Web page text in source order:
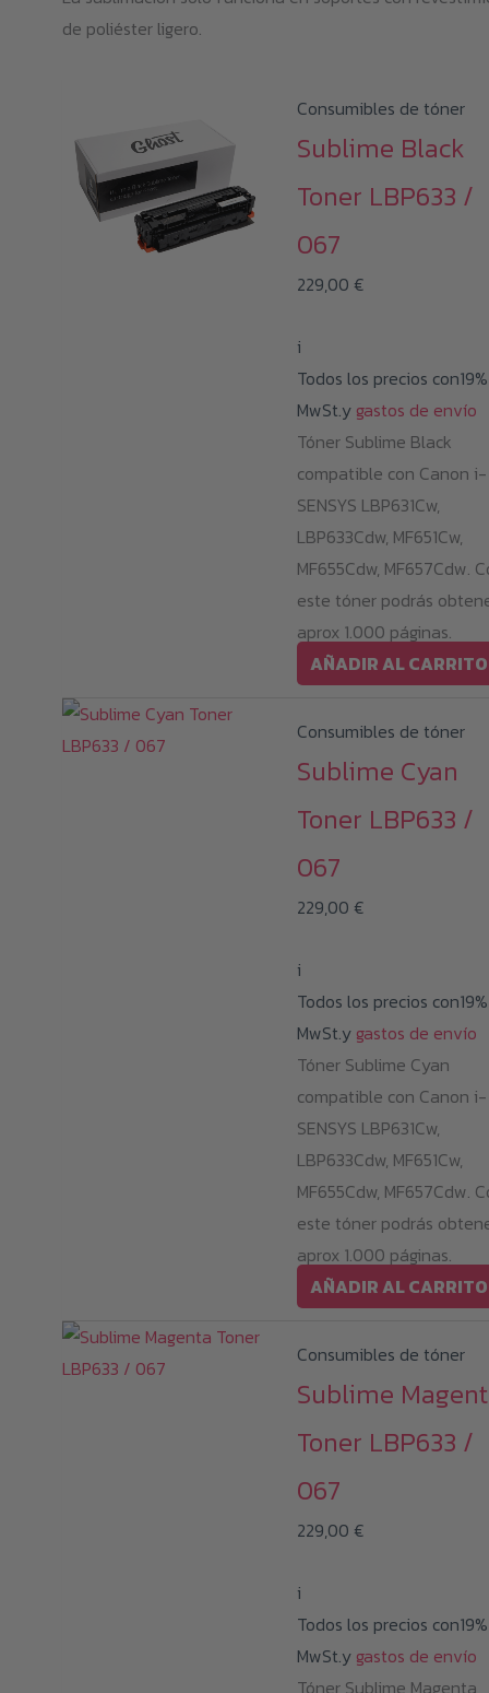
de poliéster ligero.
Consumibles de tóner
Sublime Black
Toner LBP633 /
067
229,00 €
i
Todos los precios con19%
MwSt.y gastos de envío
Tóner Sublime Black
compatible con Canon i-
SENSYS LBP631Cw,
LBP633Cdw, MF651Cw,
MF655Cdw, MF657Cdw.
este tóner podrás
aprox 1.000 páginas.
AÑADIR AL CARRITO
Consumibles de tóner
Sublime Cyan
Toner LBP633 /
067
229,00 €
i
Todos los precios con19%
MwSt.y gastos de envío
Tóner Sublime Cyan
compatible con Canon i-
SENSYS LBP631Cw,
LBP633Cdw, MF651Cw,
MF655Cdw, MF657Cdw.
este tóner podrás
aprox 1.000 páginas.
AÑADIR AL CARRITO
Consumibles de tóner
Sublime
Toner LBP633 /
067
229,00 €
i
Todos los precios con19%
MwSt.y gastos de envío